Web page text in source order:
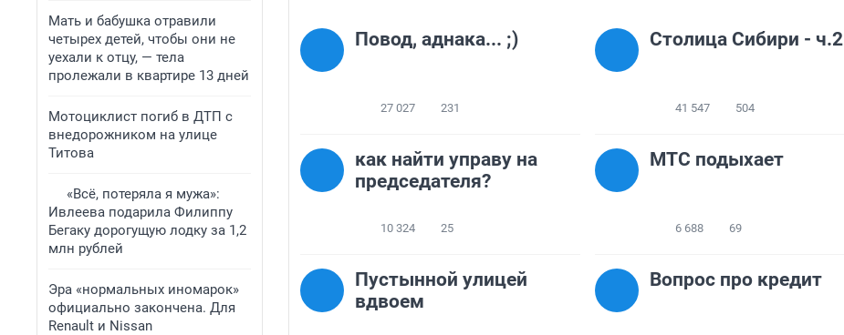
Мать и бабушка отравили
четырех детей, чтобы они не
уехали к отцу, — тела
пролежали в квартире 13 дней
Мотоциклист погиб в ДТП с
внедорожником на улице
Титова
«Всё, потеряла я мужа»:
Ивлеева подарила Филиппу
Бегаку дорогущую лодку за 1,2
млн рублей
Эра «нормальных иномарок»
официально закончена. Для
Renault и Nissan
Повод, аднака... ;)
27 027 231
Столица Сибири - ч.2
41 547 504
как найти управу на
председателя?
10 324 25
МТС подыхает
6 688 69
Пустынной улицей
вдвоем
Вопрос про кредит